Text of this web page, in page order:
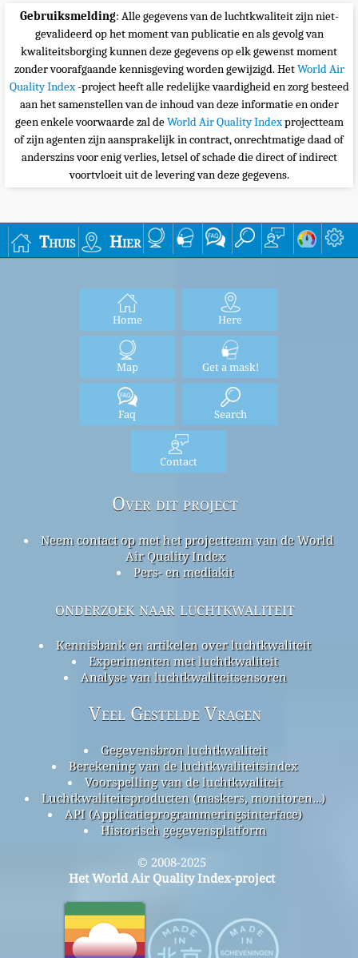
Gebruiksmelding: Alle gegevens van de luchtkwaliteit zijn niet-
gevalideerd op het moment van publicatie en als gevolg van
kwaliteitsborging kunnen deze gegevens op elk gewenst moment
zonder voorafgaande kennisgeving worden gewijzigd. HetWorld Air
Quality Index-project heeft alle redelijke vaardigheid en zorg besteed
aan het samenstellen van de inhoud van deze informatie en onder
geen enkele voorwaarde zal deWorld Air Quality Indexprojectteam
of zijn agenten zijn aansprakelijk in contract, onrechtmatige daad of
anderszins voor enig verlies, letsel of schade die direct of indirect
voortvloeit uit de levering van deze gegevens.
Thuis Hier
Home Here
Map Get a mask!
Faq Search
Contact
Over dit project
Neem contact op met het projectteam van de World
Air Quality Index
Pers- en mediakit
onderzoek naar luchtkwaliteit
Kennisbank en artikelen over luchtkwaliteit
Experimenten met luchtkwaliteit
Analyse van luchtkwaliteitsensoren
Veel Gestelde Vragen
Gegevensbron luchtkwaliteit
Berekening van de luchtkwaliteitsindex
Voorspelling van de luchtkwaliteit
Luchtkwaliteitsproducten (maskers, monitoren…)
API (Applicatieprogrammeringsinterface)
Historisch gegevensplatform
© 2008-2025
Het World Air Quality Index-project